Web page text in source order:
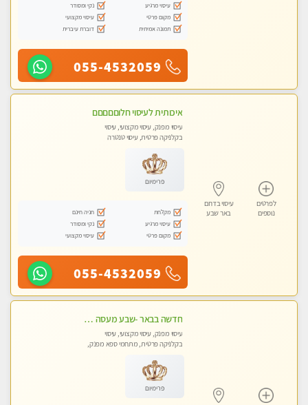
עיסוי מרגיע
נקי ומסודר
מקום פרטי
עיסוי מקצועי
תמונה אמיתית
דוברת עיברית
055-4532059
לפרטים
נוספים
עיסוי בדרום
באר שבע
איכותית לעיסוי חלוםםםםם
עיסוי מפנק, עיסוי מקצועי, עיסוי
בקלניקה פרטית, עיסוי טנטרה
פרימיום
מקלחת
חניה חינם
עיסוי מרגיע
נקי ומסודר
מקום פרטי
עיסוי מקצועי
055-4532059
חדשה בבאר -שבע מעסה איכותית מקצועית ומפנקת
עיסוי מפנק, עיסוי מקצועי, עיסוי
בקלניקה פרטית, מתחמי ספא מפנק,
פרימיום